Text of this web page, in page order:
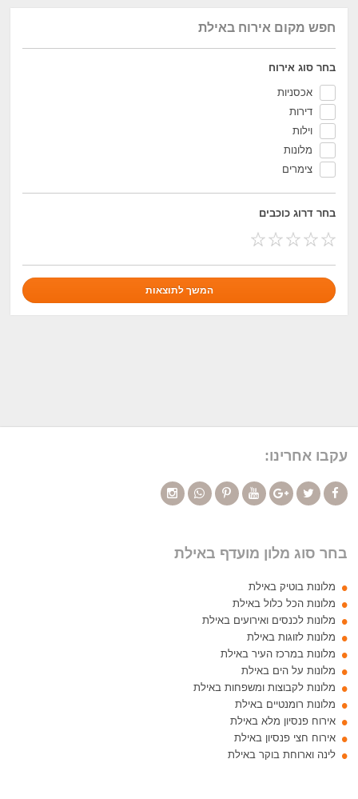
חפש מקום אירוח באילת
בחר סוג אירוח
אכסניות
דירות
וילות
מלונות
צימרים
בחר דרוג כוכבים
עקבו אחרינו:
בחר סוג מלון מועדף באילת
מלונות בוטיק באילת
מלונות הכל כלול באילת
מלונות לכנסים ואירועים באילת
מלונות לזוגות באילת
מלונות במרכז העיר באילת
מלונות על הים באילת
מלונות לקבוצות ומשפחות באילת
מלונות רומנטיים באילת
אירוח פנסיון מלא באילת
אירוח חצי פנסיון באילת
לינה וארוחת בוקר באילת